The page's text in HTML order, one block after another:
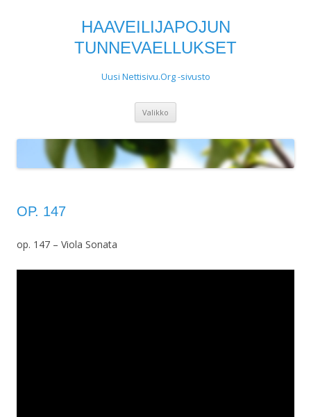
HAAVEILIJAPOJUN
TUNNEVAELLUKSET
Uusi Nettisivu.Org -sivusto
Valikko
OP. 147
op. 147 – Viola Sonata